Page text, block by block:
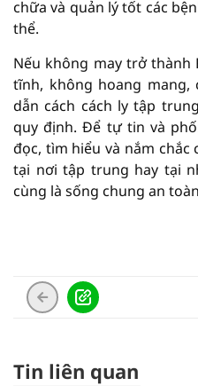
chữa và quản lý tốt các
thể.
Nếu không may trở thành
tĩnh, không hoang mang,
dẫn cách cách ly tập
quy định. Để tự tin và
đọc, tìm hiểu và nắm
tại nơi tập trung hay tại
cùng là sống chung an
Tin liên quan